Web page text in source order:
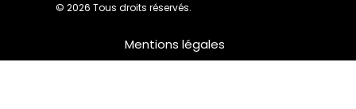
© 2026 Tous droits réservés.
Mentions légales